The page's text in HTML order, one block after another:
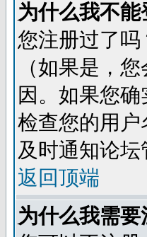
为什么我不能
您注册过了
（如果是，
因。如果您
检查您的用
及时通知论
返回顶端
为什么我需要